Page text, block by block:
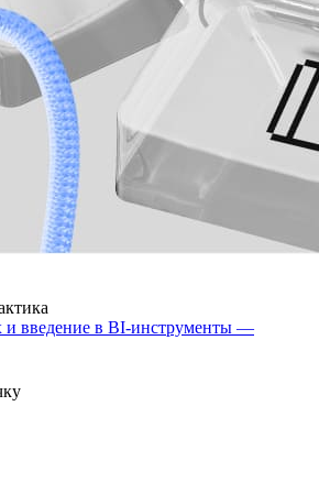
и введение в BI-инструменты —